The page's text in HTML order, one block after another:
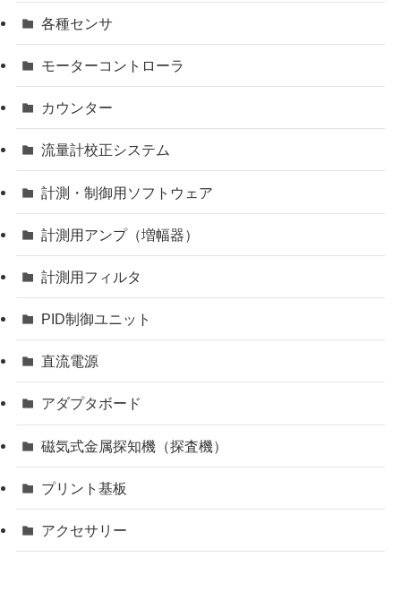
各種センサ
モーターコントローラ
カウンター
流量計校正システム
計測・制御用ソフトウェア
計測用アンプ（増幅器）
計測用フィルタ
PID制御ユニット
直流電源
アダプタボード
磁気式金属探知機（探査機）
プリント基板
アクセサリー